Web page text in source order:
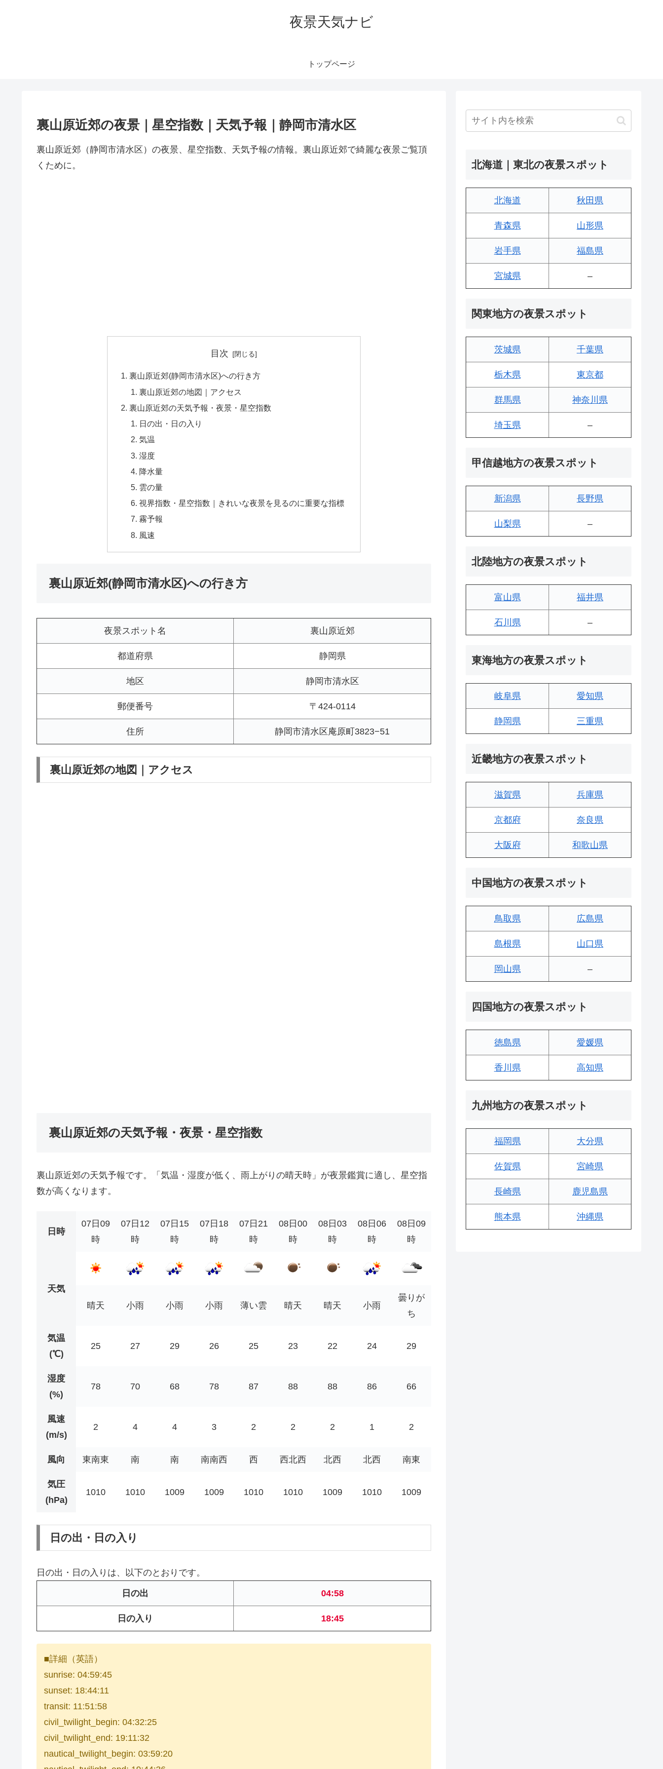
夜景天気ナビ
トップページ
裏山原近郊の夜景｜星空指数｜天気予報｜静岡市清水区
裏山原近郊（静岡市清水区）の夜景、星空指数、天気予報の情報。裏山原近郊で綺麗な夜景ご覧頂
くために。
目次
裏山原近郊(静岡市清水区)への行き方
裏山原近郊の地図｜アクセス
裏山原近郊の天気予報・夜景・星空指数
日の出・日の入り
気温
湿度
降水量
雲の量
視界指数・星空指数｜きれいな夜景を見るのに重要な指標
霧予報
風速
裏山原近郊(静岡市清水区)への行き方
夜景スポット名 裏山原近郊
都道府県 静岡県
地区 静岡市清水区
郵便番号 〒424-0114
住所 静岡市清水区庵原町3823−51
裏山原近郊の地図｜アクセス
裏山原近郊の天気予報・夜景・星空指数
裏山原近郊の天気予報です。「気温・湿度が低く、雨上がりの晴天時」が夜景鑑賞に適し、星空指
数が高くなります。
日時
07日09
時
07日12
時
07日15
時
07日18
時
07日21
時
08日00
時
08日03
時
08日06
時
08日09
時
天気
晴天
小雨 小雨 小雨 薄い雲 晴天 晴天 小雨
曇りが
ち
気温
(℃)
25 27 29 26 25 23 22 24 29
湿度
(%)
78 70 68 78 87 88 88 86 66
風速
(m/s)
2 4 4 3 2 2 2 1 2
風向 東南東 南 南 南南西 西 西北西 北西 北西 南東
気圧
(hPa)
1010 1010 1009 1009 1010 1010 1009 1010 1009
日の出・日の入り
日の出・日の入りは、以下のとおりです。
日の出 04:58
日の入り 18:45
■詳細（英語）
sunrise: 04:59:45
sunset: 18:44:11
transit: 11:51:58
civil_twilight_begin: 04:32:25
civil_twilight_end: 19:11:32
nautical_twilight_begin: 03:59:20
北海道｜東北の夜景スポット
北海道 秋田県
青森県 山形県
岩手県 福島県
宮城県 –
関東地方の夜景スポット
茨城県 千葉県
栃木県 東京都
群馬県 神奈川県
埼玉県 –
甲信越地方の夜景スポット
新潟県 長野県
山梨県 –
北陸地方の夜景スポット
富山県 福井県
石川県 –
東海地方の夜景スポット
岐阜県 愛知県
静岡県 三重県
近畿地方の夜景スポット
滋賀県 兵庫県
京都府 奈良県
大阪府 和歌山県
中国地方の夜景スポット
鳥取県 広島県
島根県 山口県
岡山県 –
四国地方の夜景スポット
徳島県 愛媛県
香川県 高知県
九州地方の夜景スポット
福岡県 大分県
佐賀県 宮崎県
長崎県 鹿児島県
熊本県 沖縄県